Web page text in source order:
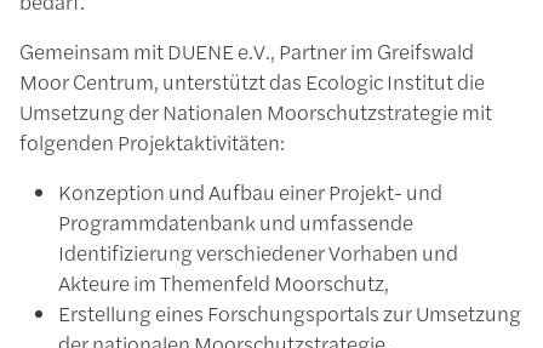
Gemeinsam mit DUENE e.V., Partner im Greifswald
Moor Centrum, unterstützt das Ecologic Institut die
Umsetzung der Nationalen Moorschutzstrategie mit
folgenden Projektaktivitäten:
Konzeption und Aufbau einer Projekt- und
Programmdatenbank und umfassende
Identifizierung verschiedener Vorhaben und
Akteure im Themenfeld Moorschutz,
Erstellung eines Forschungsportals zur Umsetzung